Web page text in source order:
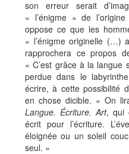
son erreur serait
« l’énigme » de
oppose ce que les
« l’énigme originelle (…)
rapprochera ce propos
« C’est grâce à la
perdue dans le
écrire, à cette possibilité
en chose dicible. » On
Langue. Écriture. Art, qui
écrit pour l’écriture.
éloignée ou un soleil
seul. »